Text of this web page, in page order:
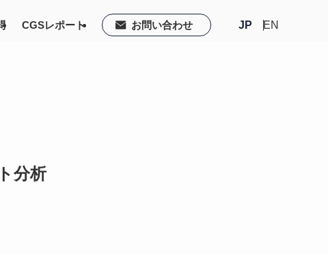
CGSレポート お問い合わせ EN
JP
分析